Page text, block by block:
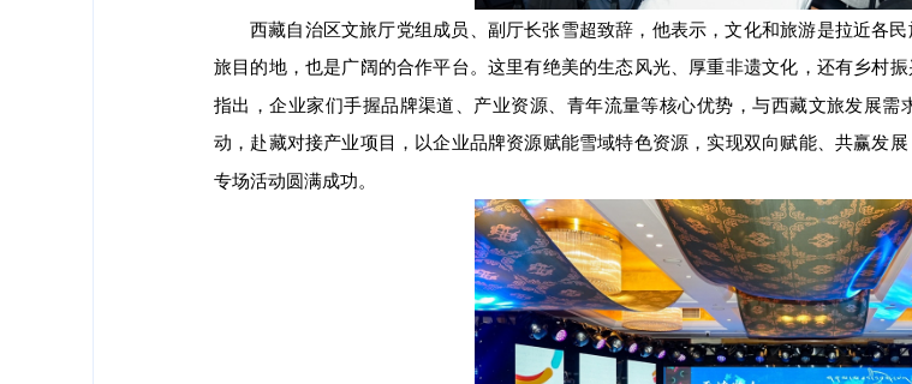
西藏自治区文旅厅党组成员、副厅长张雪超致辞，他表示，文化和旅游是拉近各
旅目的地，也是广阔的合作平台。这里有绝美的生态风光、厚重非遗文化，还有乡村
指出，企业家们手握品牌渠道、产业资源、青年流量等核心优势，与西藏文旅发展
动，赴藏对接产业项目，以企业品牌资源赋能雪域特色资源，实现双向赋能、共赢发
专场活动圆满成功。